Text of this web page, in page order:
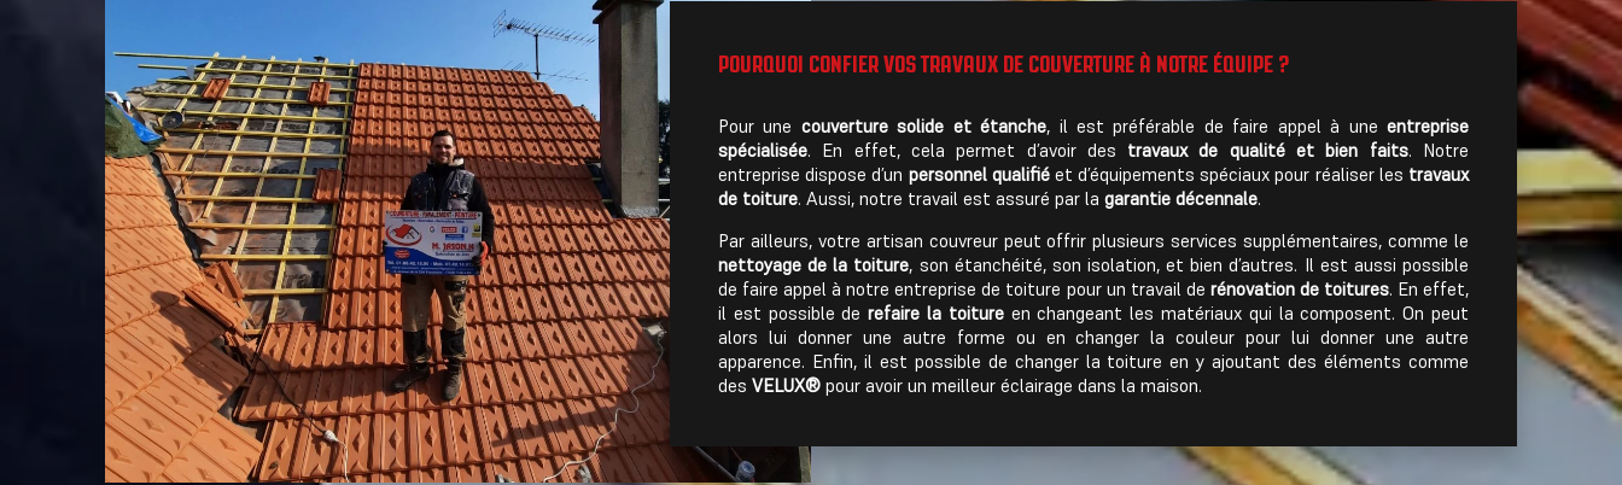
POURQUOI CONFIER VOS TRAVAUX DE COUVERTURE À NOTRE ÉQUIPE ?
Pour une couverture solide et étanche, il est préférable de faire appel à uneentreprise
spécialisée. En effet, cela permet d’avoir des travaux de qualité et bien faits. Notre
entreprise dispose d’un personnel qualifiéet d’équipements spéciaux pour réaliser les travaux
de toiture. Aussi, notre travail est assuré par la garantie décennale.
Par ailleurs, votre artisan couvreur peut offrir plusieurs services supplémentaires, comme le
nettoyage de la toiture, son étanchéité, son isolation, et bien d’autres. Il est aussi possible
de faire appel à notre entreprise de toiture pour un travail de rénovation de toitures. En effet,
il est possible derefaire la toitureen changeant les matériaux qui la composent. On peut
alors lui donner une autre forme ou en changer la couleur pour lui donner une autre
apparence. Enfin, il est possible de changer la toiture en y ajoutant des éléments comme
des VELUX® pour avoir un meilleur éclairage dans la maison.